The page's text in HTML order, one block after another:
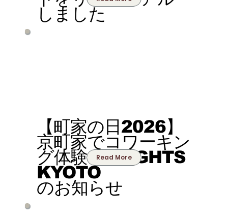
しました
【町家の日2026】
京町家でコワーキン
グ体験 at SIGHTS
KYOTO
のお知らせ
Read More